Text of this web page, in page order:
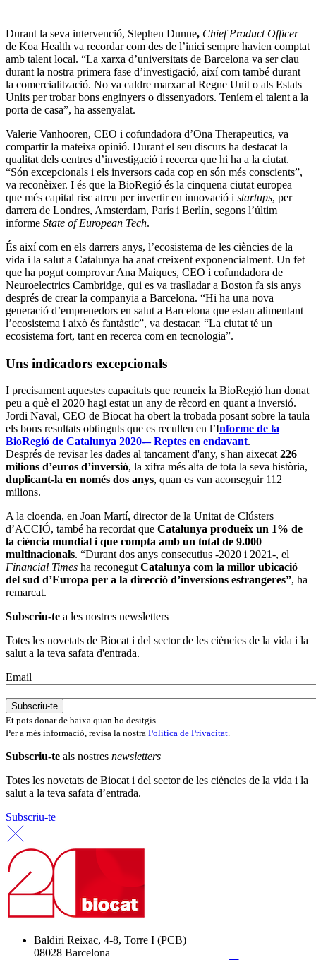
Durant la seva intervenció, Stephen Dunne, Chief Product Officer
de Koa Health va recordar com des de l’inici sempre havien comptat
amb talent local. “La xarxa d’universitats de Barcelona va ser clau
durant la nostra primera fase d’investigació, així com també durant
la comercialització. No va caldre marxar al Regne Unit o als Estats
Units per trobar bons enginyers o dissenyadors. Teníem el talent a la
porta de casa”, ha assenyalat.
Valerie Vanhooren, CEO i cofundadora d’Ona Therapeutics, va
compartir la mateixa opinió. Durant el seu discurs ha destacat la
qualitat dels centres d’investigació i recerca que hi ha a la ciutat.
“Són excepcionals i els inversors cada cop en són més conscients”,
va reconèixer. I és que la BioRegió és la cinquena ciutat europea
que més capital risc atreu per invertir en innovació i startups, per
darrera de Londres, Amsterdam, París i Berlín, segons l’últim
informe State of European Tech.
És així com en els darrers anys, l’ecosistema de les ciències de la
vida i la salut a Catalunya ha anat creixent exponencialment. Un fet
que ha pogut comprovar Ana Maiques, CEO i cofundadora de
Neuroelectrics Cambridge, qui es va traslladar a Boston fa sis anys
després de crear la companyia a Barcelona. “Hi ha una nova
generació d’emprenedors en salut a Barcelona que estan alimentant
l’ecosistema i això és fantàstic”, va destacar. “La ciutat té un
ecosistema fort, tant en recerca com en tecnologia”.
Uns indicadors excepcionals
I precisament aquestes capacitats que reuneix la BioRegió han donat
peu a què el 2020 hagi estat un any de rècord en quant a inversió.
Jordi Naval, CEO de Biocat ha obert la trobada posant sobre la taula
els bons resultats obtinguts que es recullen en l’Informe de la
BioRegió de Catalunya 2020-– Reptes en endavant.
Després de revisar les dades al tancament d'any, s'han aixecat 226
milions d’euros d’inversió, la xifra més alta de tota la seva història,
duplicant-la en només dos anys, quan es van aconseguir 112
milions.
A la cloenda, en Joan Martí, director de la Unitat de Clústers
d’ACCIÓ, també ha recordat que Catalunya produeix un 1% de
la ciència mundial i que compta amb un total de 9.000
multinacionals. “Durant dos anys consecutius -2020 i 2021-, el
Financial Times ha reconegut Catalunya com la millor ubicació
del sud d’Europa per a la direcció d’inversions estrangeres”, ha
remarcat.
Subscriu-te a les nostres newsletters
Totes les novetats de Biocat i del sector de les ciències de la vida i la
salut a la teva safata d'entrada.
Email
Et pots donar de baixa quan ho desitgis.
Per a més informació, revisa la nostra Política de Privacitat.
Subscriu-te als nostres newsletters
Totes les novetats de Biocat i del sector de les ciències de la vida i la
salut a la teva safata d’entrada.
Subscriu-te
Baldiri Reixac, 4-8, Torre I (PCB)
08028 Barcelona